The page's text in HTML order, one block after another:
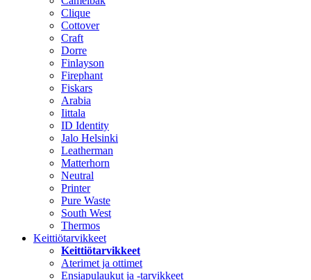
Clique
Cottover
Craft
Dorre
Finlayson
Firephant
Fiskars
Arabia
Iittala
ID Identity
Jalo Helsinki
Leatherman
Matterhorn
Neutral
Printer
Pure Waste
South West
Thermos
Keittiötarvikkeet
Keittiötarvikkeet
Aterimet ja ottimet
Ensiapulaukut ja -tarvikkeet